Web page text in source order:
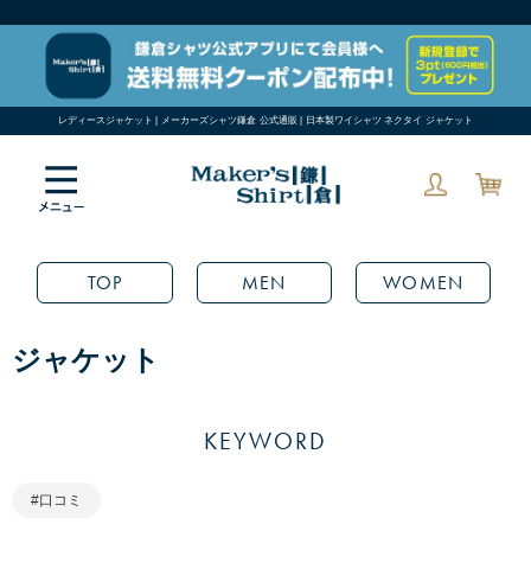
レディースジャケット | メーカーズシャツ鎌倉 公式通販 | 日本製ワイシャツ ネクタイ ジャケット
TOP MEN WOMEN
ジャケット
KEYWORD
#口コミ